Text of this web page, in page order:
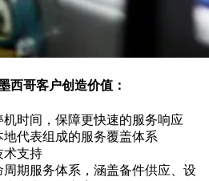
西哥客户创造价值：
时间，保障更快速的服务响应
代表组成的服务覆盖体系
术支持
期服务体系，涵盖备件供应、设